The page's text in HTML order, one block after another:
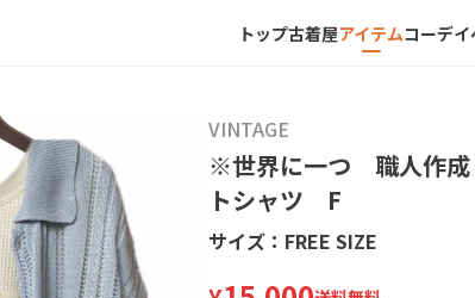
トップ古着屋アイテムコーデイ
VINTAGE
※世界に一つ 職人作
トシャツ F
サイズ： FREE SIZE